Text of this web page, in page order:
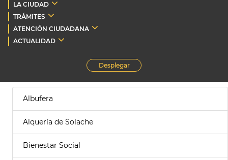
LA CIUDAD
TRÁMITES
ATENCIÓN CIUDADANA
ACTUALIDAD
Desplegar
Albufera
Alquería de Solache
Bienestar Social